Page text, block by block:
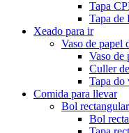
Tapa
Tapa de
Xeado para ir
Vaso de papel
Vaso de
Culler
Tapa do
Comida para llevar
Bol
Bol